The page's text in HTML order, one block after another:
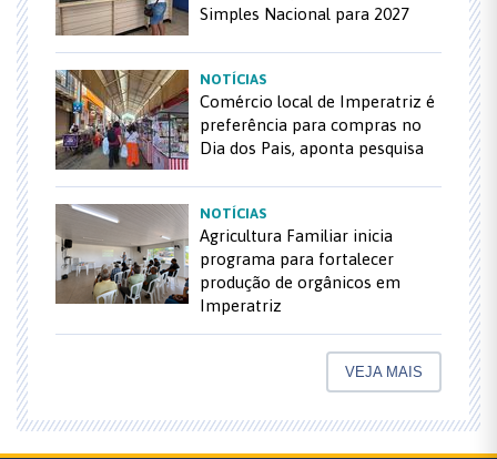
Simples Nacional para 2027
NOTÍCIAS
Comércio local de Imperatriz é
preferência para compras no
Dia dos Pais, aponta pesquisa
NOTÍCIAS
Agricultura Familiar inicia
programa para fortalecer
produção de orgânicos em
Imperatriz
VEJA MAIS